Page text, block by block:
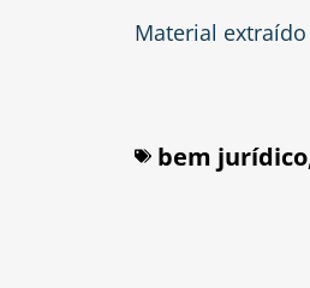
Material
bem jurídico